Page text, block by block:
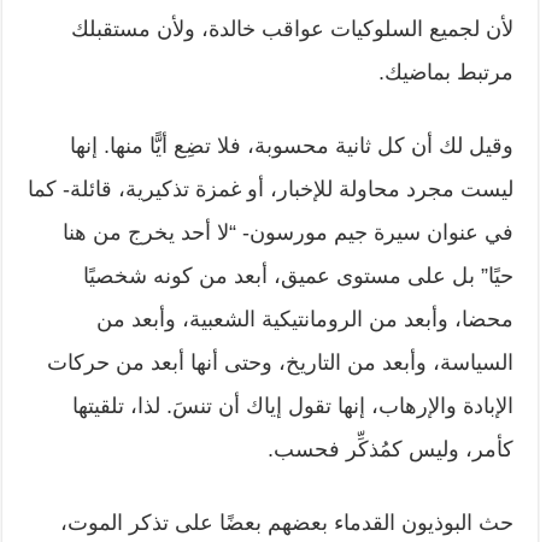
لأن لجميع السلوكيات عواقب خالدة، ولأن مستقبلك
مرتبط بماضيك.
وقيل لك أن كل ثانية محسوبة، فلا تضِع أيًّا منها. إنها
ليست مجرد محاولة للإخبار، أو غمزة تذكيرية، قائلة- كما
في عنوان سيرة جيم مورسون- “لا أحد يخرج من هنا
حيًا” بل على مستوى عميق، أبعد من كونه شخصيًا
محضا، وأبعد من الرومانتيكية الشعبية، وأبعد من
السياسة، وأبعد من التاريخ، وحتى أنها أبعد من حركات
الإبادة والإرهاب، إنها تقول إياك أن تنسَ. لذا، تلقيتها
كأمر، وليس كمُذكِّر فحسب.
حث البوذيون القدماء بعضهم بعضًا على تذكر الموت،